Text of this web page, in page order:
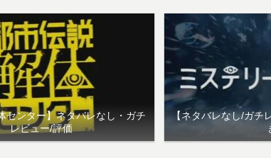
センター】ネタバレなし・ガチ
レビュー/評価
【ネタバレなし/ガチ